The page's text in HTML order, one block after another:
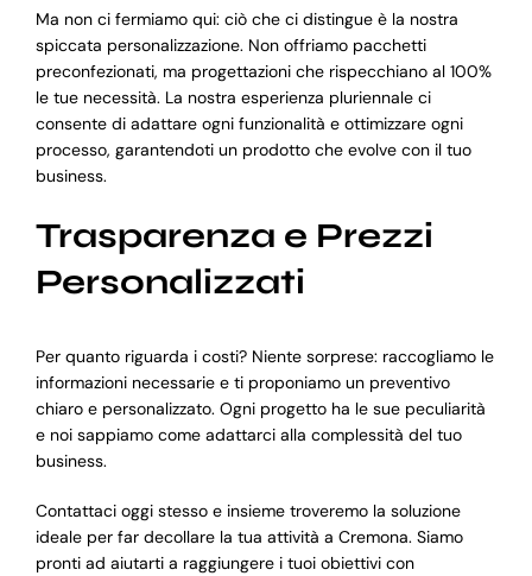
Ma non ci fermiamo qui: ciò che ci distingue è la nostra
spiccata personalizzazione. Non offriamo pacchetti
preconfezionati, ma progettazioni che rispecchiano al 100%
le tue necessità. La nostra esperienza pluriennale ci
consente di adattare ogni funzionalità e ottimizzare ogni
processo, garantendoti un prodotto che evolve con il tuo
business.
Trasparenza e Prezzi
Personalizzati
Per quanto riguarda i costi? Niente sorprese: raccogliamo le
informazioni necessarie e ti proponiamo un preventivo
chiaro e personalizzato. Ogni progetto ha le sue peculiarità
e noi sappiamo come adattarci alla complessità del tuo
business.
Contattaci oggi stesso e insieme troveremo la soluzione
ideale per far decollare la tua attività a Cremona. Siamo
pronti ad aiutarti a raggiungere i tuoi obiettivi con